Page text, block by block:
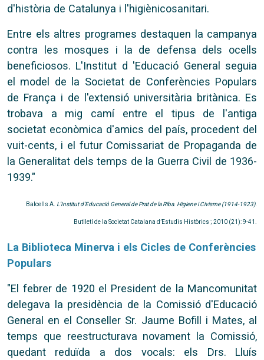
d'història de Catalunya i l'higiènicosanitari.
Entre els altres programes destaquen la campanya
contra les mosques i la de defensa dels ocells
beneficiosos. L'Institut d 'Educació General seguia
el model de la Societat de Conferències Populars
de França i de l'extensió universitària britànica. Es
trobava a mig camí entre el tipus de l'antiga
societat econòmica d'amics del país, procedent del
vuit-cents, i el futur Comissariat de Propaganda de
la Generalitat dels temps de la Guerra Civil de 1936-
1939."
Balcells A. L’Institut d’Educació General de Prat de la Riba. Higiene i Civisme (1914-1923).
Butlletí de la Societat Catalana d’Estudis Històrics ; 2010 (21): 9-41.
La Biblioteca Minerva i els Cicles de Conferències
Populars
"El febrer de 1920 el President de la Mancomunitat
delegava la presidència de la Comissió d'Educació
General en el Conseller Sr. Jaume Bofill i Mates, al
temps que reestructurava novament la Comissió,
quedant reduïda a dos vocals: els Drs. Lluís